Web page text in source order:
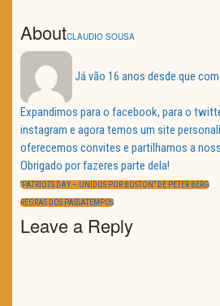
AboutCLAUDIO SOUSA
Já vão 16 anos desde que
Expandimos para o facebook, para o
instagram e agora temos um site
oferecemos convites e partilhamos a
Obrigado por fazeres parte dela!
Navegação
de
artigos
PREVIOUS
“PATRIOTS DAY – UNIDOS POR BOSTON” DE PETER BERG
NEXT
REGRAS DOS PASSATEMPOS
Leave a Reply